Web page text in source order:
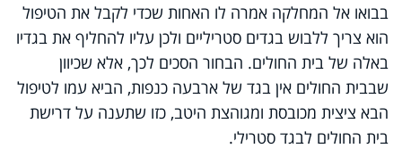
בבואו אל המחלקה אמרה לו האחות שכדי לקבל את הטיפול
הוא צריך ללבוש בגדים סטריליים ולכן עליו להחליף את בגדיו
באלה של בית החולים. הבחור הסכים לכך, אלא שכיוון
שבבית החולים אין בגד של ארבעה כנפות, הביא עמו לטיפול
הבא ציצית מכובסת ומגוהצת היטב, כזו שתענה על דרישת
בית החולים לבגד סטרילי.